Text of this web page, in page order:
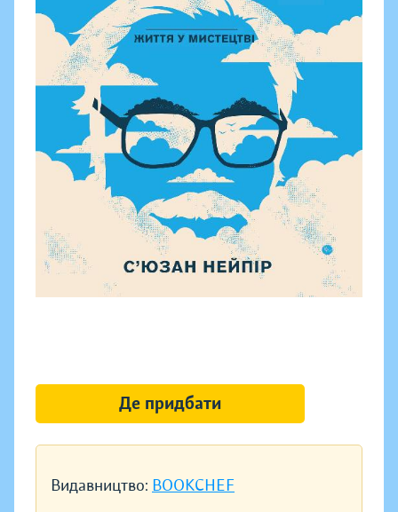
Видавництво: BOOKCHEF
Де придбати